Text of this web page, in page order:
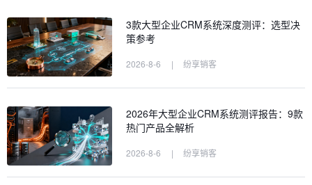
3款大型企业CRM系统深度测评：选型决
策参考
2026-8-6 | 纷享销客
2026年大型企业CRM系统测评报告：9款
热门产品全解析
2026-8-6 | 纷享销客